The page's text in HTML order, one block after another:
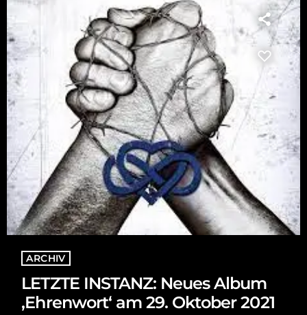
ARCHIV
LETZTE INSTANZ: Neues Album
‚Ehrenwort‘ am 29. Oktober 2021